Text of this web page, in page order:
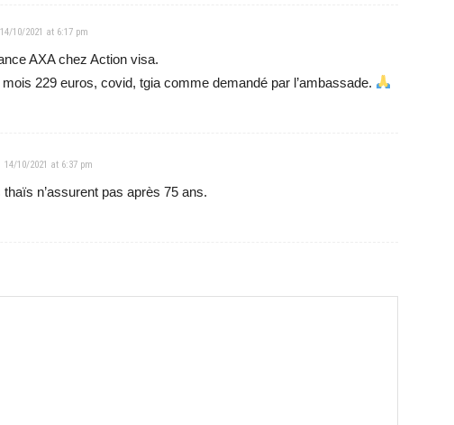
14/10/2021 at 6:17 pm
AXA chez Action visa.
mois 229 euros, covid, tgia comme demandé par l’ambassade.
14/10/2021 at 6:37 pm
n’assurent pas après 75 ans.